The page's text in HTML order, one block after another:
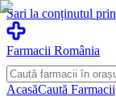
Sari la conținutul
Farmacii România
AcasăCaută Farmacii